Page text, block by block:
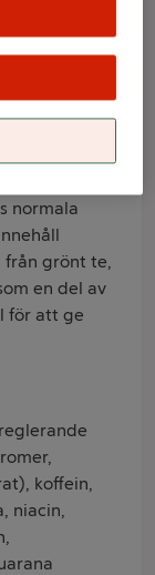
normala
från grönt te,
en del av
för att ge
koffein,
niacin,